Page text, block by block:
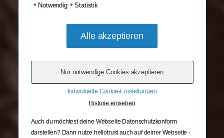
• Notwendig • Statistik
Individuelle Cookie-Einstellungen
Historie einsehen
Auch du möchtest deine Webseite Datenschutzkonform
darstellen? Dann nutze hellotrust auch auf deiner Webseite -